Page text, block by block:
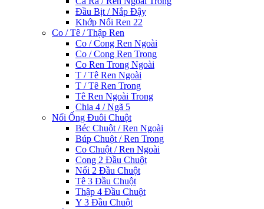
Đầu Bịt / Nắp Đậy
Khớp Nối Ren 22
Co / Tê / Thập Ren
Co / Cong Ren Ngoài
Co / Cong Ren Trong
Co Ren Trong Ngoài
T / Tê Ren Ngoài
T / Tê Ren Trong
Tê Ren Ngoài Trong
Chia 4 / Ngã 5
Nối Ống Đuôi Chuột
Béc Chuột / Ren Ngoài
Búp Chuột / Ren Trong
Co Chuột / Ren Ngoài
Cong 2 Đầu Chuột
Nối 2 Đầu Chuột
Tê 3 Đầu Chuột
Thập 4 Đầu Chuột
Y 3 Đầu Chuột